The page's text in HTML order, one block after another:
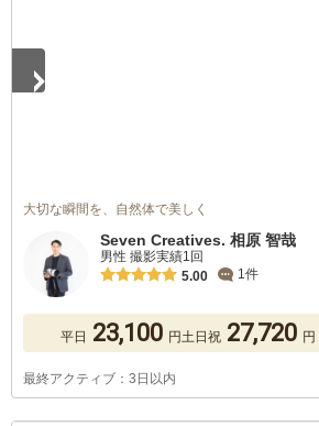
大切な瞬間を、自然体で美しく
Seven Creatives. 相原 智哉
男性 撮影実績1回
5.00
1件
平日 23,100 円土日祝 27,720 円
最終アクティブ：3日以内